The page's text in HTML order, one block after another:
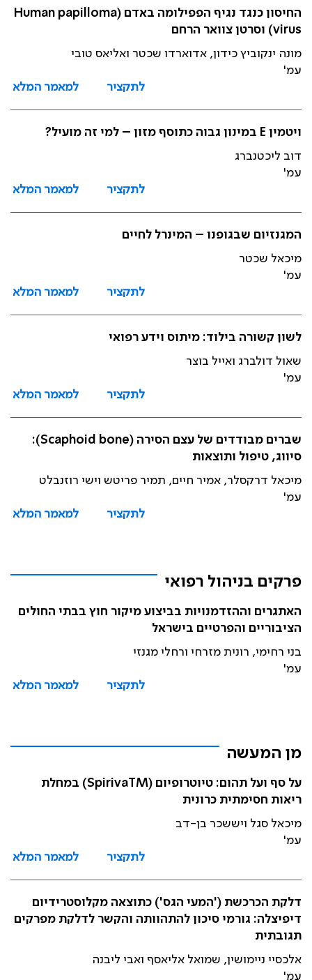
החיסון כנגד נגיף הפפילומה באדם (Human papilloma
virus) וסרטן צוואר הרחם
מונה ינקוביץ כידון, אדוארדו שכטר ואליאס טובי
עמ'
לתקציר
למאמר המלא
ויטמין E במינון גבוה כתוסף מזון – למי זה מועיל?
דוב ליכטנברג
עמ'
לתקציר
למאמר המלא
המגנזיום שבגופנו – המינרל לחיים
מיכאל שכטר
עמ'
לתקציר
למאמר המלא
לשון קשורה בילוד: מיתוס וידע רפואי
שאול דולברג ואייל בוצר
עמ'
לתקציר
למאמר המלא
שברים מבודדים של עצם הסירה (Scaphoid bone):
סיווג, טיפול ותוצאות
מיכאל דרקסלר, אמיר חיים, תמיר פריטש וישי רוזנבלט
עמ'
לתקציר
למאמר המלא
פרקים בניהול רפואי
האתגרים וההזדמנויות בביצוע מיקור חוץ בבתי החולים
הציבוריים והפרטיים בישראל
בני רחימי, רונית מזרחי ורחלי מגנזי
עמ'
לתקציר
למאמר המלא
מן המעשה
על סף ועל תהום: טיוטרופיום (SpirivaTM) במחלת
ריאות חסימתית כרונית
מיכאל סגל ויששכר בן-דב
עמ'
לתקציר
למאמר המלא
דלקת הכרכשת ('המעי הגס') כתוצאה מקלוסטרידיום
דיפיצלה: גורמי סיכון להתהוותה והקשר לדלקת מפרקים
תגובתית
אלכסיי ניימושין, שמואל אליאסף ואבי ליבנה
עמ'